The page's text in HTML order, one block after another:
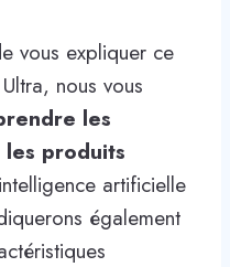
vous expliquer ce
nous vous
les
produits
artificielle
également